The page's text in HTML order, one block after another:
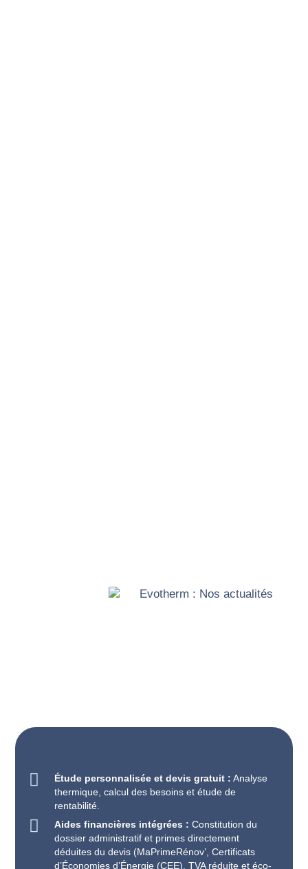
Étude personnalisée et devis gratuit : Analyse
thermique, calcul des besoins et étude de
rentabilité.
Aides financières intégrées : Constitution du
dossier administratif et primes directement
déduites du devis (MaPrimeRénov’, Certificats
d’Économies d’Énergie (CEE), TVA réduite et éco-